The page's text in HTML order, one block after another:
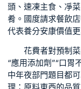
頭、速凍主食、凈
肴。國度請求餐飲
代表養分安康價值更
花費者對預制
“應用添加劑”“口胃
中年夜部門題目都
理：原料東西的品